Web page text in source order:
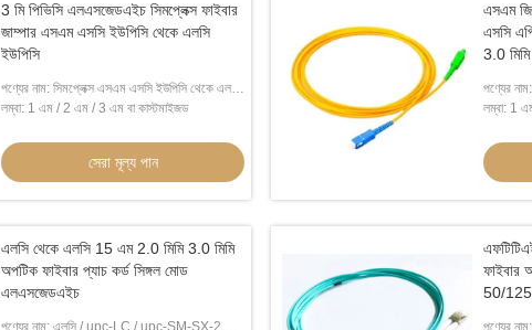
3 মি পিভিসি এলএসজেডএইচ সিমপ্লেক্স ফাইবার
জাম্পার এসএম এসসি ইউপিসি থেকে এলসি
ইউপিসি
পণ্যের নাম: সিমপ্লেক্স এসএম এসসি ইউপিসি থেকে এলসি
ইউপিসি 3 এম
লম্বা: 1 এম / 2 এম / 3 এম বা কাস্টমাইজড
সেরা মূল্য পান
এসএম
এসসি
3.0 মিমি
পণ্যের
ইউপিসি
লম্বা: 1
এলসি থেকে এলসি 15 এম 2.0 মিমি 3.0 মিমি
অপটিক ফাইবার প্যাচ কর্ড সিঙ্গল মোড
এলএসজেডএইচ
পণ্যের নাম: এলসি / upc-LC / upc-SM-SX-2.0 /
ফাইবার
50/125
পণ্যের